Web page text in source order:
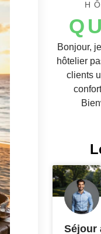
Bonjour,
hôtelier
clients
Séjour